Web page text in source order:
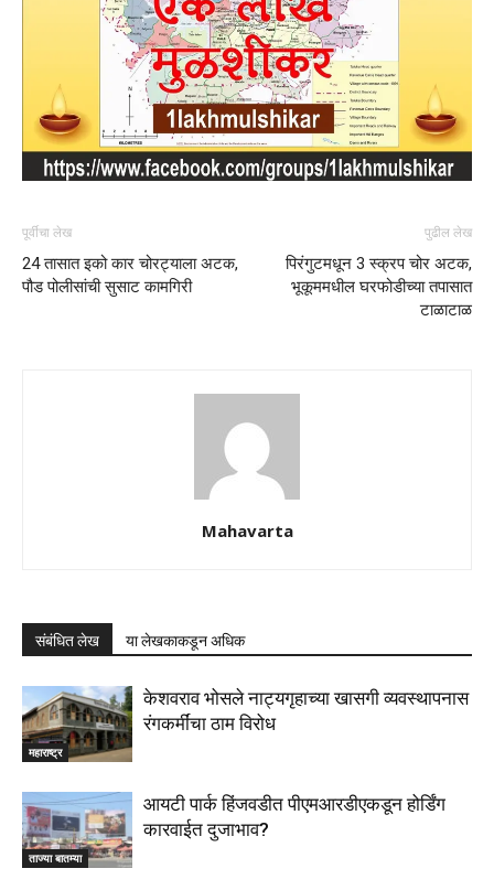
पूर्वीचा लेख
24 तासात इको कार चोरट्याला अटक,
पौड पोलीसांची सुसाट कामगिरी
पुढील लेख
पिरंगुटमधून 3 स्क्रप चोर अटक,
भूकूममधील घरफोडीच्या तपासात
टाळाटाळ
Mahavarta
संबंधित लेख या लेखकाकडून अधिक
महाराष्ट्र
केशवराव भोसले नाट्यगृहाच्या खासगी व्यवस्थापनास
रंगकर्मींचा ठाम विरोध
ताज्या बातम्या
आयटी पार्क हिंजवडीत पीएमआरडीएकडून होर्डिंग
कारवाईत दुजाभाव?